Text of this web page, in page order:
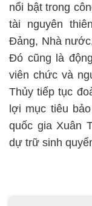
nổi bật trong
tài nguyên
Đảng, Nhà
Đó cũng là
viên chức và
Thủy tiếp tục
lợi mục tiêu
quốc gia Xuân
dự trữ sinh